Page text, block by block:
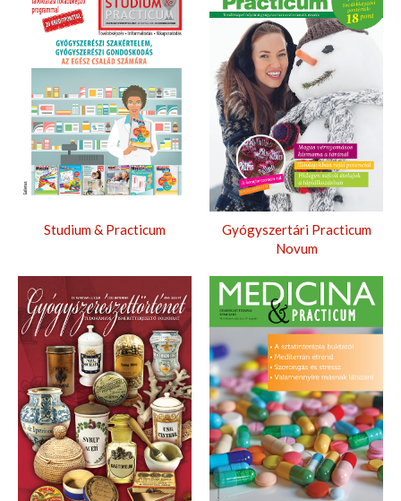
Studium & Practicum
Gyógyszertári Practicum
Novum